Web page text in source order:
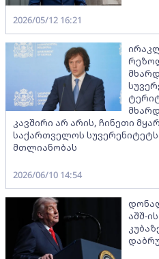
2026/05/12 16:21
კავშირი არ არის, ჩინეთი
საქართველოს
მთლიანობას
2026/06/10 14:54
აშშ-